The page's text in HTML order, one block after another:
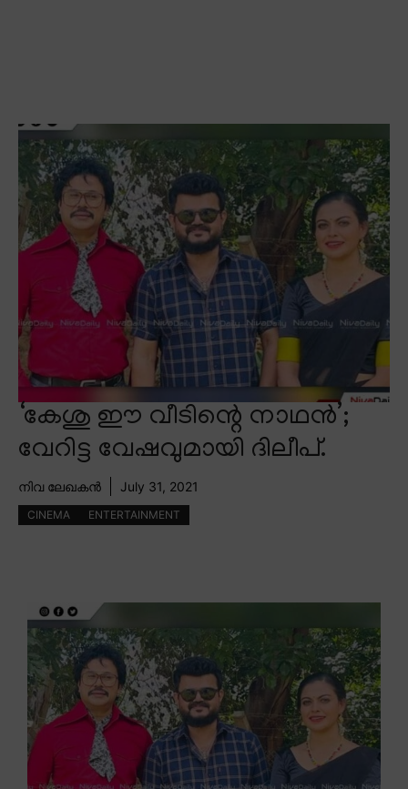
‘കേശു ഈ വീടിന്റെ നാഥൻ’;
വേറിട്ട വേഷവുമായി ദിലീപ്.
നിവ ലേഖകൻ July 31, 2021
CINEMA ENTERTAINMENT